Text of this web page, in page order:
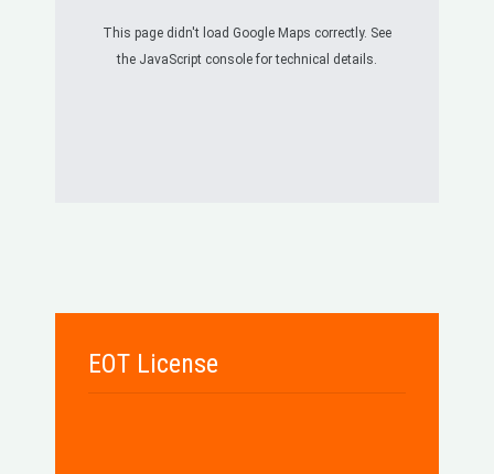
This page didn't load Google Maps correctly. See
the JavaScript console for technical details.
EOT License